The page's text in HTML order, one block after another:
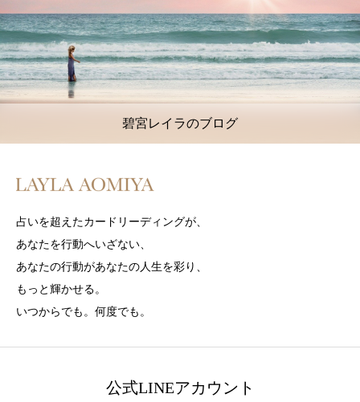
碧宮レイラのブログ
占いを超えたカードリーディングが、
あなたを行動へいざない、
あなたの行動があなたの人生を彩り、
もっと輝かせる。
いつからでも。何度でも。
公式LINEアカウント